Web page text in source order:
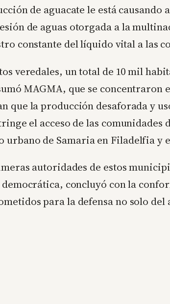
de aguacate le está causando
de aguas otorgada a la
constante del líquido vital a las
veredales, un total de 10 mil
MAGMA, que se concentraron
que la producción desaforada y
el acceso de las comunidades
urbano de Samaria en Filadelfia y
autoridades de estos
concluyó con la
para la defensa no solo